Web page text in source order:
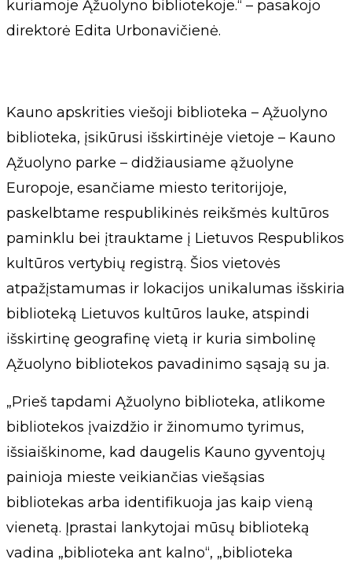
kuriamoje Ąžuolyno bibliotekoje.“ – pasakojo
direktorė Edita Urbonavičienė.
Kauno apskrities viešoji biblioteka – Ąžuolyno
biblioteka, įsikūrusi išskirtinėje vietoje – Kauno
Ąžuolyno parke – didžiausiame ąžuolyne
Europoje, esančiame miesto teritorijoje,
paskelbtame respublikinės reikšmės kultūros
paminklu bei įtrauktame į Lietuvos Respublikos
kultūros vertybių registrą. Šios vietovės
atpažįstamumas ir lokacijos unikalumas išskiria
biblioteką Lietuvos kultūros lauke, atspindi
išskirtinę geografinę vietą ir kuria simbolinę
Ąžuolyno bibliotekos pavadinimo sąsają su ja.
„Prieš tapdami Ąžuolyno biblioteka, atlikome
bibliotekos įvaizdžio ir žinomumo tyrimus,
išsiaiškinome, kad daugelis Kauno gyventojų
painioja mieste veikiančias viešąsias
bibliotekas arba identifikuoja jas kaip vieną
vienetą. Įprastai lankytojai mūsų biblioteką
vadina „biblioteka ant kalno“, „biblioteka